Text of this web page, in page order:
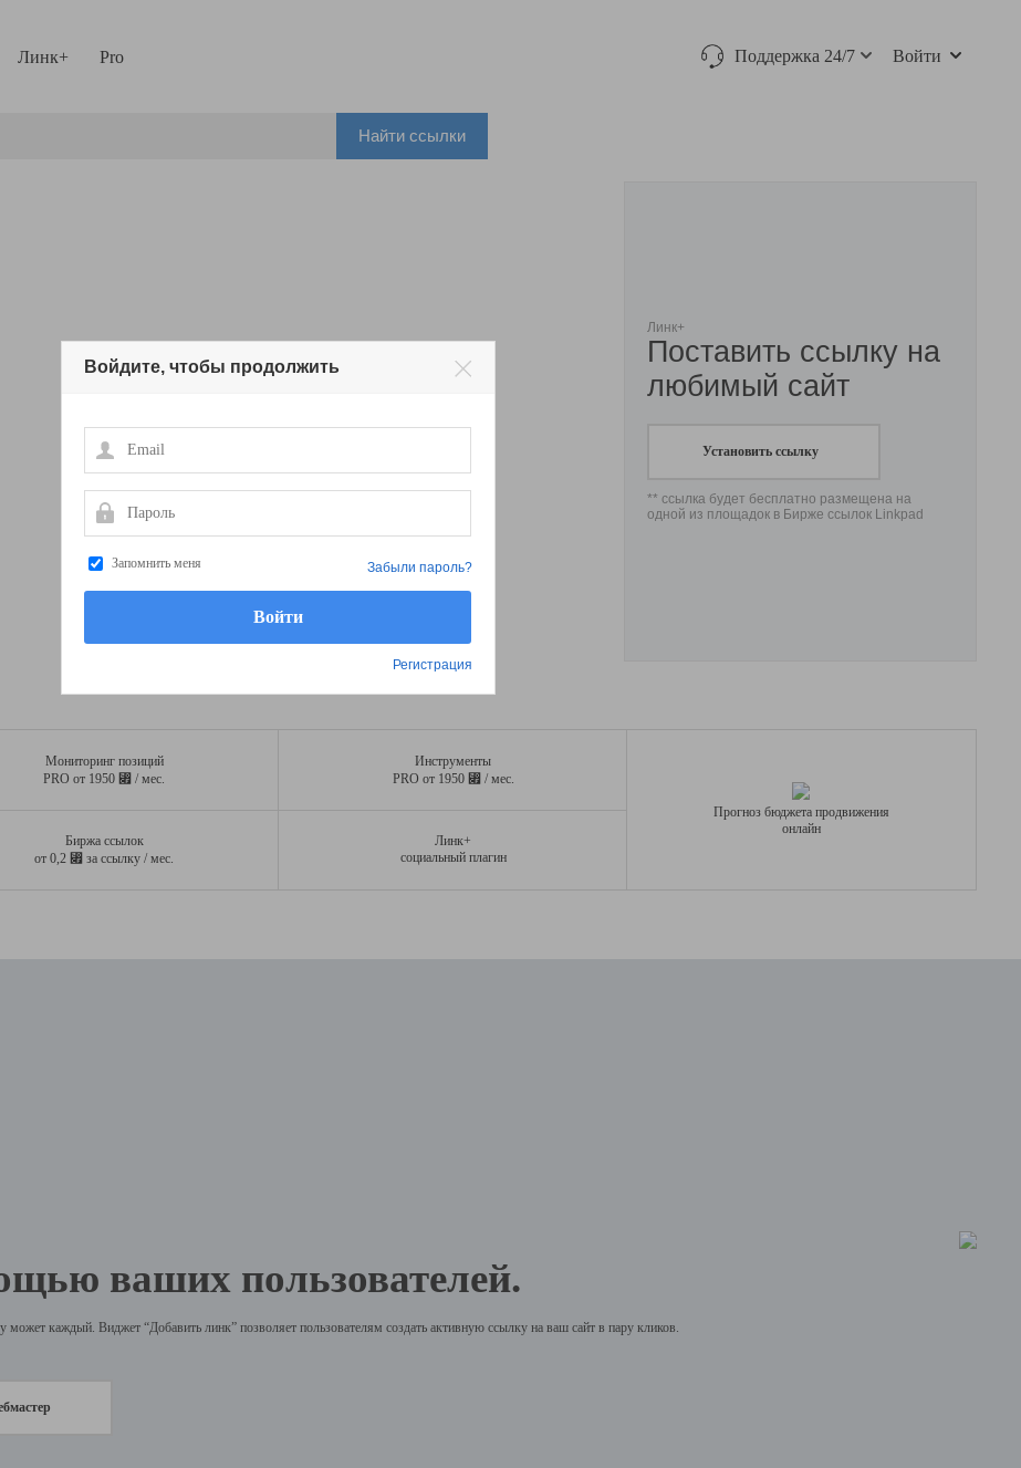
Линк+ Pro Поддержка 24/7 Войти
Найти ссылки
Линк+
Поставить ссылку на
любимый сайт
Установить ссылку
** ссылка будет бесплатно размещена на
одной из площадок в Бирже ссылок Linkpad
Мониторинг позиций
PRO от 1950 ⃏ / мес.
Инструменты
PRO от 1950 ⃏ / мес.
Биржа ссылок
от 0,2 ⃏ за ссылку / мес.
Линк+
социальный плагин
Прогноз бюджета продвижения
онлайн
ваших пользователей.
может каждый. Виджет “Добавить линк” позволяет пользователям создать активную ссылку на ваш сайт в пару кликов.
Войдите, чтобы продолжить
Email
Пароль
Запомнить меня
Регистрация
Забыли пароль?